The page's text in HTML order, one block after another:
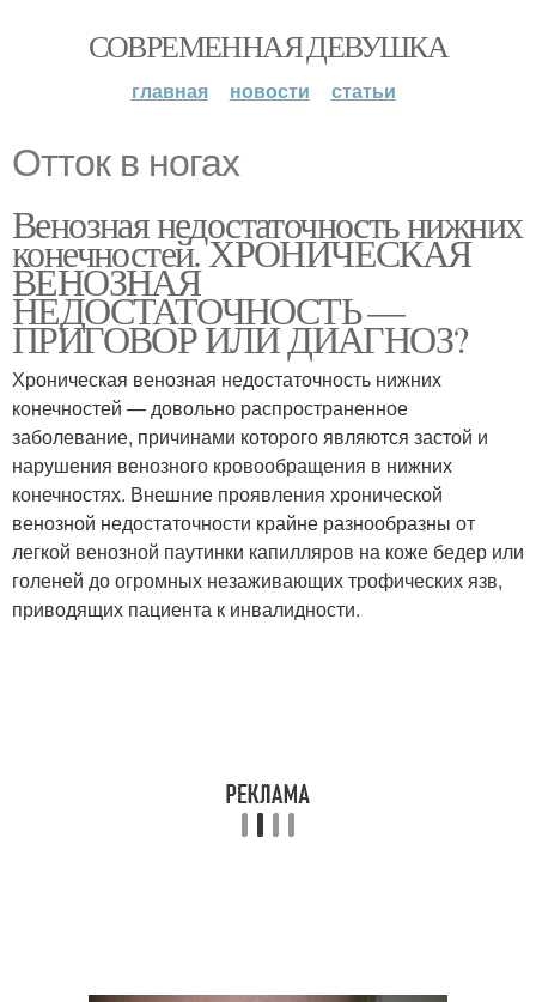
СОВРЕМЕННАЯ ДЕВУШКА
главная новости статьи
Отток в ногах
Венозная недостаточность нижних
конечностей. ХРОНИЧЕСКАЯ
ВЕНОЗНАЯ
НЕДОСТАТОЧНОСТЬ —
ПРИГОВОР ИЛИ ДИАГНОЗ?
Хроническая венозная недостаточность нижних
конечностей — довольно распространенное
заболевание, причинами которого являются застой и
нарушения венозного кровообращения в нижних
конечностях. Внешние проявления хронической
венозной недостаточности крайне разнообразны от
легкой венозной паутинки капилляров на коже бедер или
голеней до огромных незаживающих трофических язв,
приводящих пациента к инвалидности.